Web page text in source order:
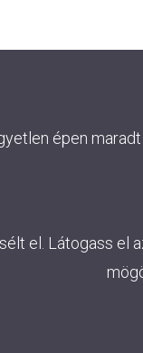
épen
el. Látogass el